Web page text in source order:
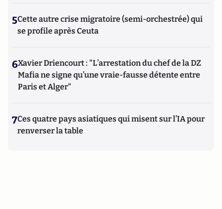
5Cette autre crise migratoire (semi-orchestrée) qui
se profile après Ceuta
6Xavier Driencourt : "L’arrestation du chef de la DZ
Mafia ne signe qu’une vraie-fausse détente entre
Paris et Alger"
7Ces quatre pays asiatiques qui misent sur l’IA pour
renverser la table